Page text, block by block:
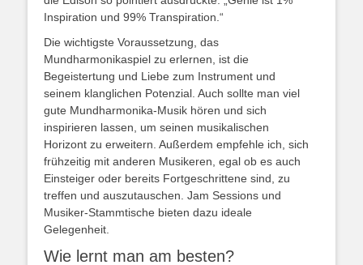
Inspiration und 99% Transpiration.“
Die wichtigste Voraussetzung, das
Mundharmonikaspiel zu erlernen, ist die
Begeistertung und Liebe zum Instrument und
seinem klanglichen Potenzial. Auch sollte man viel
gute Mundharmonika-Musik hören und sich
inspirieren lassen, um seinen musikalischen
Horizont zu erweitern. Außerdem empfehle ich, sich
frühzeitig mit anderen Musikeren, egal ob es auch
Einsteiger oder bereits Fortgeschrittene sind, zu
treffen und auszutauschen. Jam Sessions und
Musiker-Stammtische bieten dazu ideale
Gelegenheit.
Wie lernt man am besten?